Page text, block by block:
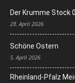
Der Krumme Stock
28. April 2026
Schöne Ostern
5. April 2026
Rheinland-Pfalz